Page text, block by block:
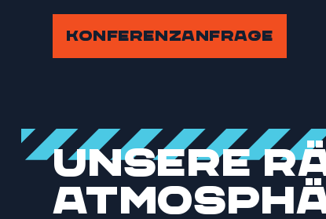
KONFERENZANFRAGE
Unsere